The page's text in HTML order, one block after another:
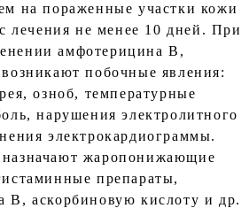
на пораженные участки кожи
лечения не менее 10 дней. При
амфотерицина В,
побочные явления:
озноб, температурные
нарушения электролитного
электрокардиограммы.
жаропонижающие
препараты,
В, аскорбиновую кислоту и др.